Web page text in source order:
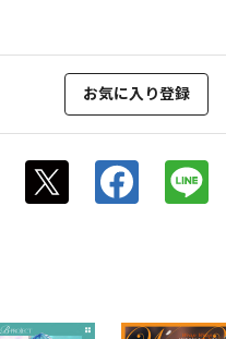
お気に入り登録